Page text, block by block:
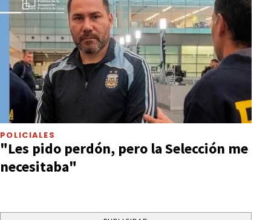
POLICIALES
"Les pido perdón, pero la Selección me
necesitaba"